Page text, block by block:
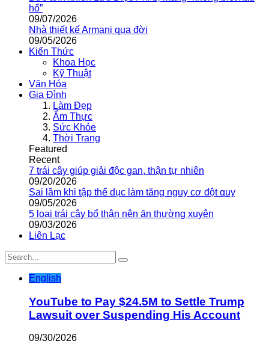
hổ”
09/07/2026
Nhà thiết kế Armani qua đời
09/05/2026
Kiến Thức
Khoa Học
Kỹ Thuật
Văn Hóa
Gia Đình
Làm Đẹp
Ẩm Thực
Sức Khỏe
Thời Trang
Featured
Recent
7 trái cây giúp giải độc gan, thận tự nhiên
09/20/2026
Sai lầm khi tập thể dục làm tăng nguy cơ đột quỵ
09/05/2026
5 loại trái cây bổ thận nên ăn thường xuyên
09/03/2026
Liên Lạc
English
YouTube to Pay $24.5M to Settle Trump
Lawsuit over Suspending His Account
09/30/2026